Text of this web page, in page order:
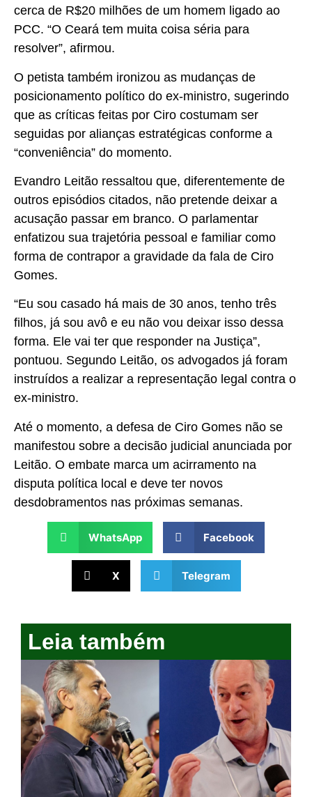
cerca de R$20 milhões de um homem ligado ao
PCC. “O Ceará tem muita coisa séria para
resolver”, afirmou.
O petista também ironizou as mudanças de
posicionamento político do ex-ministro, sugerindo
que as críticas feitas por Ciro costumam ser
seguidas por alianças estratégicas conforme a
“conveniência” do momento.
Evandro Leitão ressaltou que, diferentemente de
outros episódios citados, não pretende deixar a
acusação passar em branco. O parlamentar
enfatizou sua trajetória pessoal e familiar como
forma de contrapor a gravidade da fala de Ciro
Gomes.
“Eu sou casado há mais de 30 anos, tenho três
filhos, já sou avô e eu não vou deixar isso dessa
forma. Ele vai ter que responder na Justiça”,
pontuou. Segundo Leitão, os advogados já foram
instruídos a realizar a representação legal contra o
ex-ministro.
Até o momento, a defesa de Ciro Gomes não se
manifestou sobre a decisão judicial anunciada por
Leitão. O embate marca um acirramento na
disputa política local e deve ter novos
desdobramentos nas próximas semanas.
WhatsApp Facebook
X Telegram
Leia também